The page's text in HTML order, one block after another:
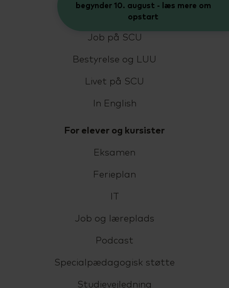
Kontakt
Job på SCU
Bestyrelse og LUU
Livet på SCU
In English
For elever og kursister
Eksamen
Ferieplan
Job og læreplads
Podcast
Specialpædagogisk støtte
Studievejledning
begynder 10. august - læs mere om
opstart